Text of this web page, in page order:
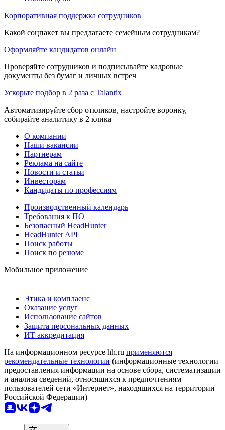
Корпоративная поддержка сотрудников
Какой соцпакет вы предлагаете семейным сотрудникам?
Оформляйте кандидатов онлайн
Проверяйте сотрудников и подписывайте кадровые
документы без бумаг и личных встреч
Ускорьте подбор в 2 раза с Talantix
Автоматизируйте сбор откликов, настройте воронку,
собирайте аналитику в 2 клика
О компании
Наши вакансии
Партнерам
Реклама на сайте
Новости и статьи
Инвесторам
Кандидаты по профессиям
Производственный календарь
Требования к ПО
Безопасный HeadHunter
HeadHunter API
Поиск работы
Поиск по резюме
Мобильное приложение
Этика и комплаенс
Оказание услуг
Использование сайтов
Защита персональных данных
ИТ аккредитация
На информационном ресурсе hh.ru применяются
рекомендательные технологии (информационные технологии
предоставления информации на основе сбора, систематизации
и анализа сведений, относящихся к предпочтениям
пользователей сети «Интернет», находящихся на территории
Российской Федерации)